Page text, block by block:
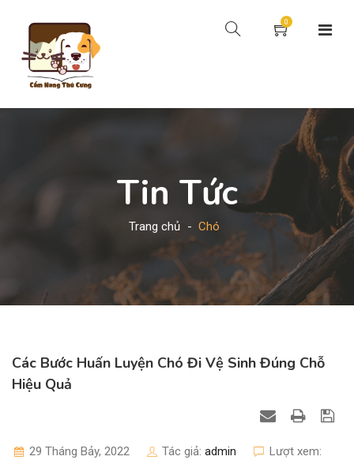
0
Tin Tức
Trang chủ Chó
Các Bước Huấn Luyện Chó Đi Vệ Sinh Đúng Chỗ
Hiệu Quả
29 Tháng Bảy, 2022 Tác giả:admin
Lượt xem: